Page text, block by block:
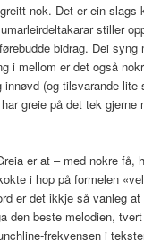
nok. Det er ein slags
stiller
bidrag. Dei syng
i mellom er det også
(og tilsvarande lite
greie på det tek gjerne
er at – med nokre få,
i hop på formelen
er det ikkje så vanleg
den beste melodien,
frekvensen i